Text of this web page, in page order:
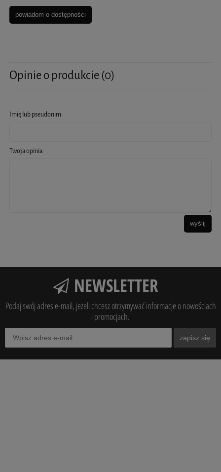
powiadom o dostępności
Opinie o produkcie (0)
Imię lub pseudonim:
Twoja opinia:
wyślij
NEWSLETTER
Podaj swój adres e-mail, jeżeli chcesz otrzymywać informacje o nowościach
i promocjach.
zapisz się